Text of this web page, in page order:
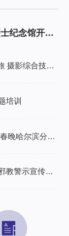
纪念馆开展
摄影综合技能
培训
晚哈尔滨分会
教警示宣传文